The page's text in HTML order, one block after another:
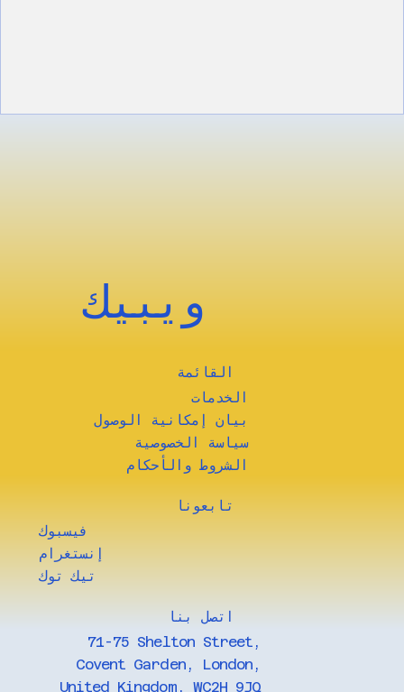
تابعونا
تيك توك
إنستغرام
فيسبوك
​اتصل بنا
71-75 Shelton Street,
Covent Garden, London,
United Kingdom, WC2H 9JQ
القائمة
الخدمات
سياسة الخصوصية
الشروط والأحكام
بيان إمكانية الوصول
ويبيك